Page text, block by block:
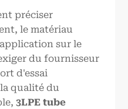
préciser
le matériau
sur le
du fournisseur
d'essai
qualité du
3LPE tube